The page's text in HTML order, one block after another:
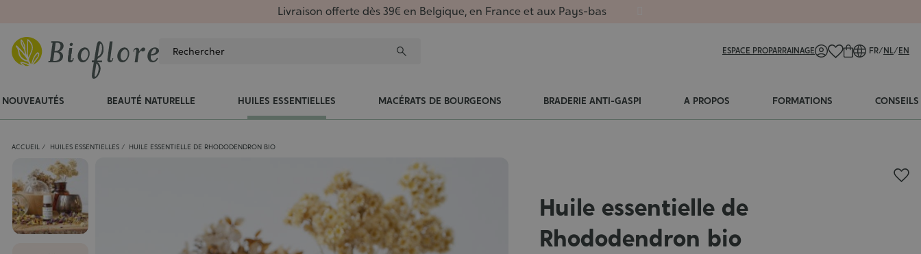
Livraison offerte dès 39€ en Belgique, en France et aux Pays-bas
ESPACE PROPARRAINAGE FR/NL/EN
NOUVEAUTÉS BEAUTÉ NATURELLE HUILES ESSENTIELLES MACÉRATS DE BOURGEONS BRADERIE ANTI-GASPI A PROPOS FORMATIONS CONSEILS
ACCUEIL HUILES ESSENTIELLES HUILE ESSENTIELLE DE RHODODENDRON BIO
Huile essentielle de
Rhododendron bio